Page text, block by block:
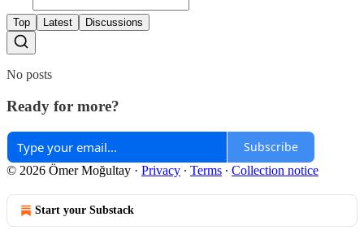
Top Latest Discussions
No posts
Ready for more?
Subscribe
© 2026 Ömer Moğultay · Privacy ∙ Terms ∙ Collection notice
Start your Substack